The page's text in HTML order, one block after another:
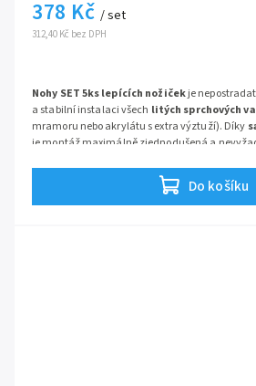
312,40 Kč bez DPH
378 Kč / set
Do košíku
Nohy SET 5ks lepících nožičekje
a stabilní instalaci všech litých sprchových
mramoru nebo akrylátu s extra výztuží). Díky
je montáž maximálně zjednodušená a
vodorovně i s možností